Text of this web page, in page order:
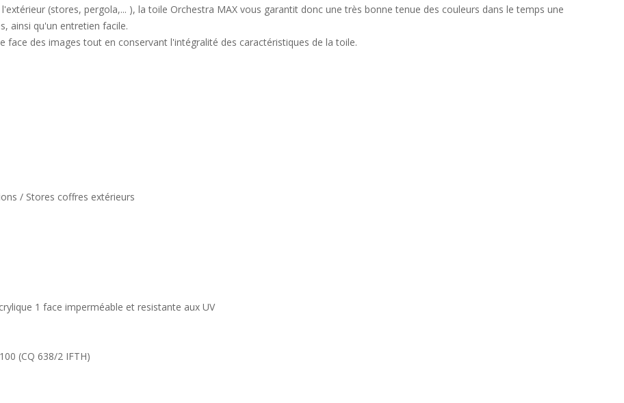
(stores, pergola,... ), la toile Orchestra MAX vous garantit donc une très bonne tenue des couleurs dans le temps une
ainsi qu'un entretien facile.
des images tout en conservant l'intégralité des caractéristiques de la toile.
/ Stores coffres extérieurs
1 face imperméable et resistante aux UV
(CQ 638/2 IFTH)